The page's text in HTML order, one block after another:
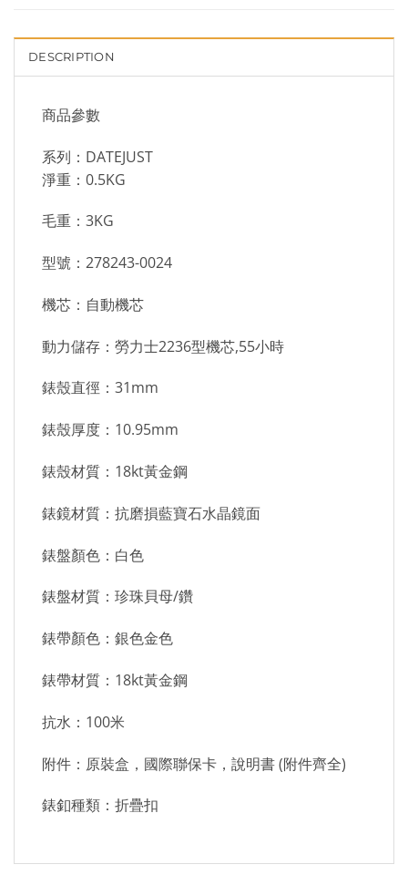
DESCRIPTION
商品參數
系列：DATEJUST
淨重：0.5KG
毛重：3KG
型號：278243-0024
機芯：自動機芯
動力儲存：勞力士2236型機芯,55小時
錶殼直徑：31mm
錶殼厚度：10.95mm
錶殼材質：18kt黃金鋼
錶鏡材質：抗磨損藍寶石水晶鏡面
錶盤顏色：白色
錶盤材質：珍珠貝母/鑽
錶帶顏色：銀色金色
錶帶材質：18kt黃金鋼
抗水：100米
附件：原裝盒，國際聯保卡，說明書 (附件齊全)
錶釦種類：折疊扣